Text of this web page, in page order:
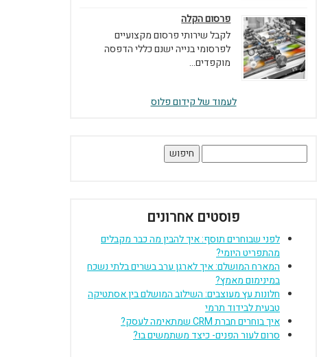
פרסום הקלה
לקבל שירותי פרסום מקצועיים
לפרסומי בנייה ישנם כללי הדפסה
מוקפדים...
לעמוד של קידום פלוס
פוסטים אחרונים
לפני שבוחרים תוסף: איך להבין מה כבר מקבלים
מהתפריט היומי?
המארח המושלם: איך לארגן ערב בשרים בלתי נשכח
במינימום מאמץ?
חלונות עץ מעוצבים: השילוב המושלם בין אסתטיקה
טבעית לבידוד תרמי
איך בוחרים חברת CRM שמתאימה לעסק?
סרום לעור הפנים- כיצד משתמשים בו?